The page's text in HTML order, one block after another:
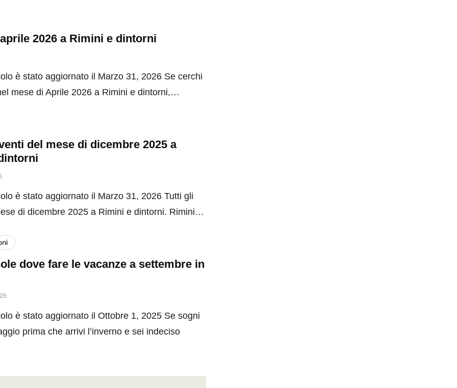
2026 a Rimini e dintorni
è stato aggiornato il Marzo 31, 2026 Se cerchi
mese di Aprile 2026 a Rimini e dintorni,…
del mese di dicembre 2025 a
è stato aggiornato il Marzo 31, 2026 Tutti gli
di dicembre 2025 a Rimini e dintorni. Rimini…
dove fare le vacanze a settembre in
è stato aggiornato il Ottobre 1, 2025 Se sogni
prima che arrivi l’inverno e sei indeciso